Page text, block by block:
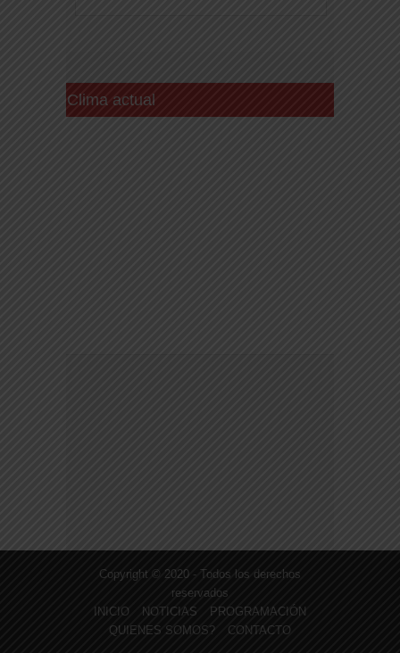
Clima actual
Copyright © 2020 - Todos los derechos
reservados
INICIO
NOTICIAS
PROGRAMACIÓN
QUIENES SOMOS?
CONTACTO